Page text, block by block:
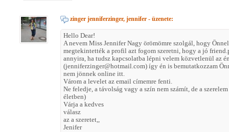
zinger jenniferzinger, jennifer - üzenete:
Hello Dear!
A nevem Miss Jennifer Nagy örömömre szolgál, hogy
megtekintették a profil azt fogom szeretni, hogy a jó
annyira, ha tudsz kapcsolatba lépni velem közvetlenül az
(jenniferzinger@hotmail.com) így én is bemutatkozzam
nem jönnek online itt.
Várom a levelet az email címemre fenti.
Ne feledje, a távolság vagy a szín nem számít, de a
életben)
Várja a kedves
válasz
az a szeretet,,
Jenifer